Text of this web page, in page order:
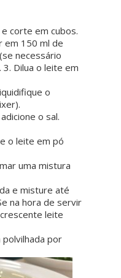
corte em cubos.
em 150 ml de
necessário
Dilua o leite em
o
o sal.
o leite em pó
uma mistura
e misture até
na hora de servir
leite
polvilhada por